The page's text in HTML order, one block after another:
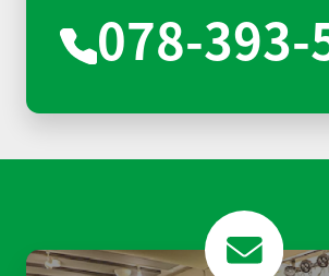
078-393-